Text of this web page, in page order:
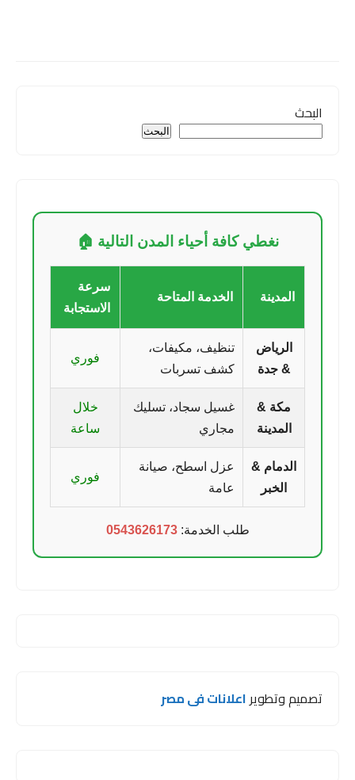
البحث
البحث
نغطي كافة أحياء المدن التالية 🏠
المدينة الخدمة المتاحة
سرعة
الاستجابة
الرياض
& جدة
تنظيف، مكيفات،
كشف تسربات
فوري
مكة &
المدينة
غسيل سجاد، تسليك
مجاري
خلال
ساعة
الدمام &
الخبر
عزل اسطح، صيانة
عامة
فوري
طلب الخدمة:0543626173
تصميم وتطويراعلانات فى مصر